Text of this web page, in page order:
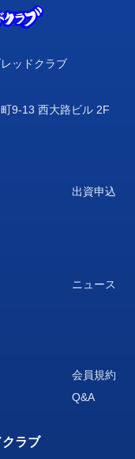
ッドクラブ
9-13 西大路ビル 2F
出資申込
ニュース
会員規約
Q&A
ラブ